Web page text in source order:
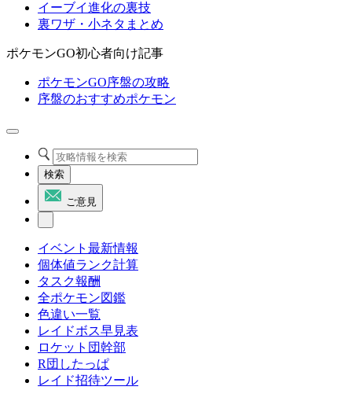
イーブイ進化の裏技
裏ワザ・小ネタまとめ
ポケモンGO初心者向け記事
ポケモンGO序盤の攻略
序盤のおすすめポケモン
検索
ご意見
イベント最新情報
個体値ランク計算
タスク報酬
全ポケモン図鑑
色違い一覧
レイドボス早見表
ロケット団幹部
R団したっぱ
レイド招待ツール